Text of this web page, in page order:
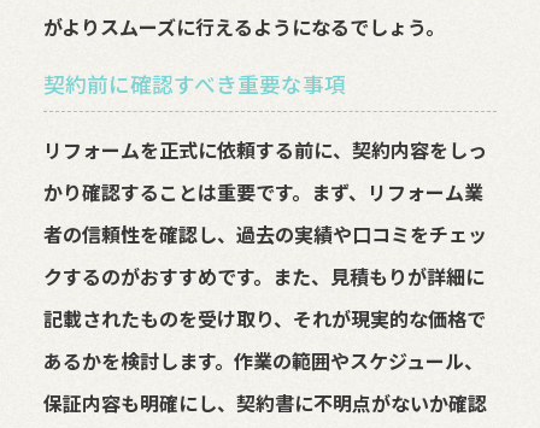
がよりスムーズに行えるようになるでしょう。
契約前に確認すべき重要な事項
リフォームを正式に依頼する前に、契約内容をしっ
かり確認することは重要です。まず、リフォーム業
者の信頼性を確認し、過去の実績や口コミをチェッ
クするのがおすすめです。また、見積もりが詳細に
記載されたものを受け取り、それが現実的な価格で
あるかを検討します。作業の範囲やスケジュール、
保証内容も明確にし、契約書に不明点がないか確認